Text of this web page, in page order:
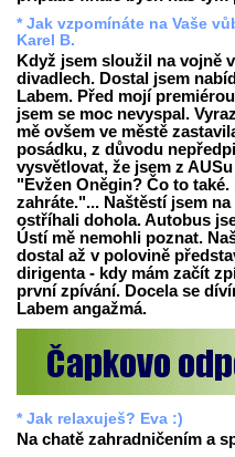
* Jak vzpomínáte na Vaše
Karel B.
Když jsem sloužil na vojně
divadlech. Dostal jsem
Labem. Před mojí
jsem se moc nevyspal.
mě ovšem ve městě
posádku, z důvodu
vysvětlovat, že jsem z
"Evžen Oněgin? Čo to
zahráte."... Naštěstí jsem
ostříhali dohola. Autobus
Ústí mě nemohli poznat.
dostal až v polovině
dirigenta - kdy mám začít
první zpívání. Docela se
Labem angažmá.
* Jak relaxuješ? Eva :)
Na chatě zahradničením a